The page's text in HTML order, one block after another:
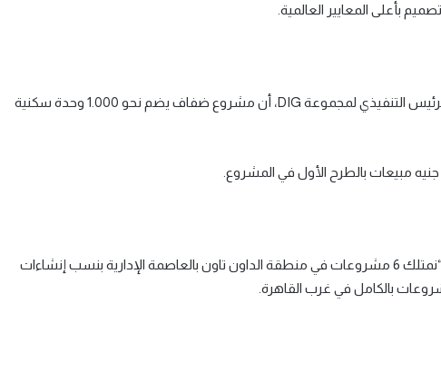
بأعلى المعايير العالمية.
وفي الإطار ذاته أضاف أ. محمد فوزي، الرئيس التنفيذي لمجموعة DIG، أن مشروع ضفاف يضم نحو 1.000 وحدة سكنية
وقال الرئيس التنفيذي لمجموعة DIG: “نمتلك 6 مشروعات في منطقة الداون تاون بالعاصمة الإدارية بنسب إنشاءات